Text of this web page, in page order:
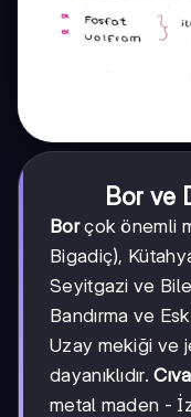
Bor ve
Borçok önemli
Bigadiç),
Seyitgazi ve
Bandırma ve
Uzay mekiği ve
dayanıklıdır.Cıva
metal maden -